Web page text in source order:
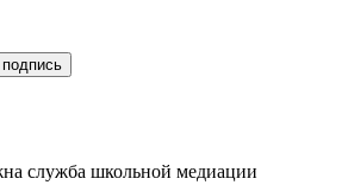
служба школьной медиации